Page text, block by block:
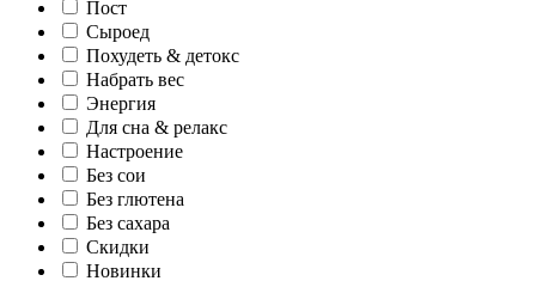
Пост
Сыроед
Похудеть & детокс
Набрать вес
Энергия
Для сна & релакс
Настроение
Без сои
Без глютена
Без сахара
Скидки
Новинки